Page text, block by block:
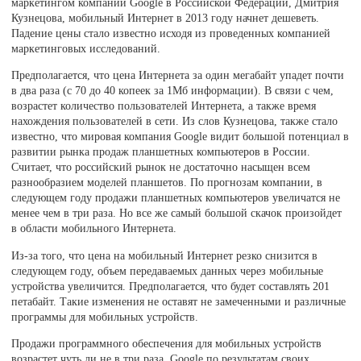
Кузнецова, мобильный Интернет в 2013 году начнет дешеветь.
Падение цены стало известно исходя из проведенных компанией
маркетинговых исследований.
Предполагается, что цена Интернета за один мегабайт упадет почти
в два раза (с 70 до 40 копеек за 1Мб информации). В связи с чем,
возрастет количество пользователей Интернета, а также время
нахождения пользователей в сети. Из слов Кузнецова, также стало
известно, что мировая компания Google видит большой потенциал в
развитии рынка продаж планшетных компьютеров в России.
Считает, что российский рынок не достаточно насыщен всем
разнообразием моделей планшетов. По прогнозам компании, в
следующем году продажи планшетных компьютеров увеличатся не
менее чем в три раза. Но все же самый большой скачок произойдет
в области мобильного Интернета.
Из-за того, что цена на мобильный Интернет резко снизится в
следующем году, объем передаваемых данных через мобильные
устройства увеличится. Предполагается, что будет составлять 201
петабайт. Такие изменения не оставят не замеченными и различные
программы для мобильных устройств.
Продажи программного обеспечения для мобильных устройств